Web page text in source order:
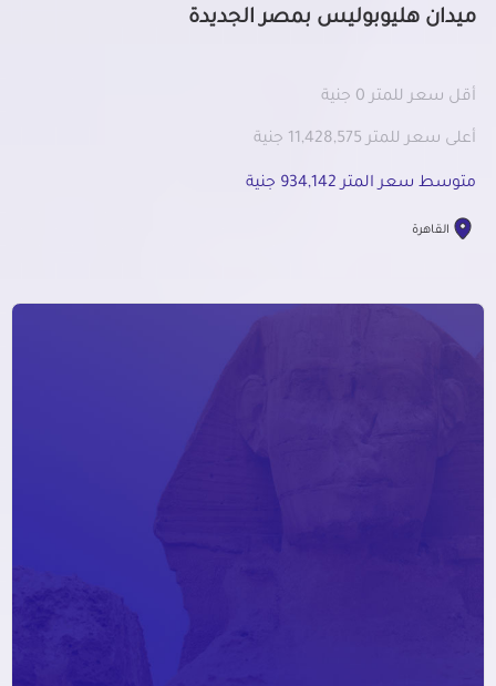
ميدان هليوبوليس بمصر الجديدة
أقل سعر للمتر 0 جنية
أعلى سعر للمتر 11,428,575 جنية
متوسط سعر المتر 934,142 جنية
القاهرة